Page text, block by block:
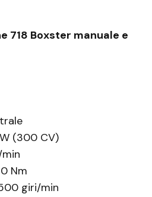
718 Boxster manuale e
(300 CV)
Nm
giri/min